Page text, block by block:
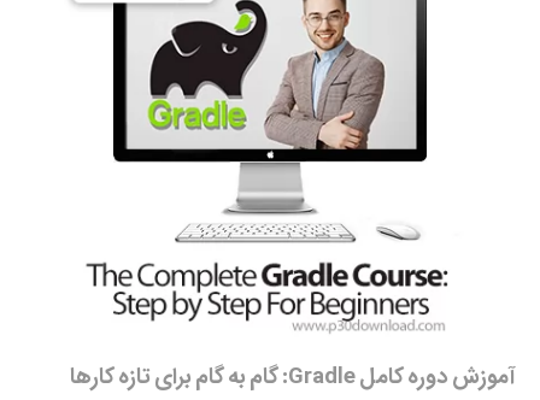
آموزش دوره کامل Gradle: گام به گام برای تازه کارها